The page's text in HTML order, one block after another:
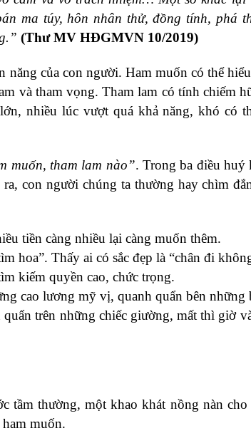
ma túy, hôn nhân thử, đồng tính, phá
(Thư MV HĐGMVN 10/2019)
của con người. Ham muốn có thể
và tham vọng. Tham lam có tính chiếm
nhiều lúc vượt quá khả năng, khó có
muốn, tham lam nào”. Trong ba điều huý
con người chúng ta thường hay chìm
tiền càng nhiều lại càng muốn thêm.
hoa”. Thấy ai có sắc đẹp là “chân đi
kiếm quyền cao, chức trọng.
cao lương mỹ vị, quanh quẩn bên những
trên những chiếc giường, mất thì giờ
tầm thường, một khao khát nồng nàn cho
muốn.